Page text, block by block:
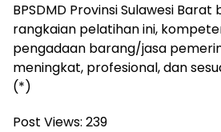
BPSDMD Provinsi Sulawesi
rangkaian pelatihan ini,
pengadaan barang/jasa
meningkat, profesional, dan
(*)
Post Views: 239